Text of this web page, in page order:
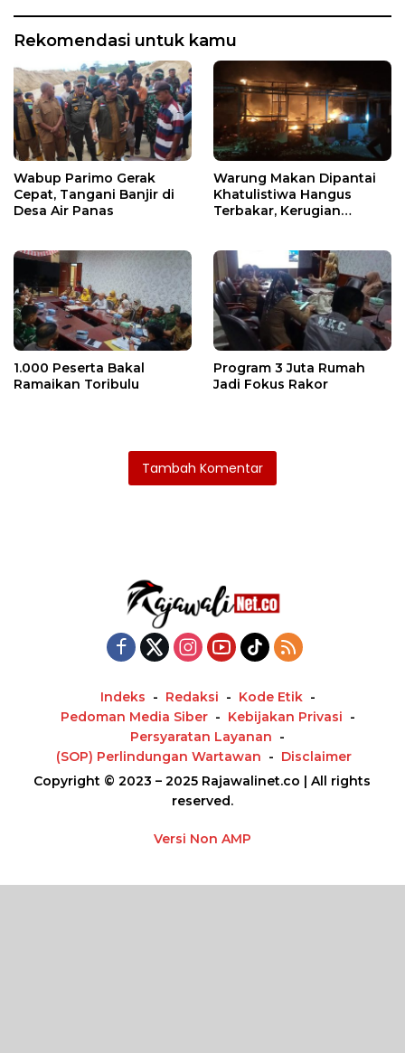
Rekomendasi untuk kamu
Wabup Parimo Gerak
Cepat, Tangani Banjir di
Desa Air Panas
Warung Makan Dipantai
Khatulistiwa Hangus
Terbakar, Kerugian
1.000 Peserta Bakal
Ramaikan Toribulu
Program 3 Juta Rumah
Jadi Fokus Rakor
Tambah Komentar
Indeks Redaksi
Kode Etik
Pedoman Media Siber
Kebijakan Privasi
Persyaratan Layanan
(SOP) Perlindungan Wartawan
Disclaimer
Copyright © 2023 – 2025 Rajawalinet.co | All rights
reserved.
Versi Non AMP